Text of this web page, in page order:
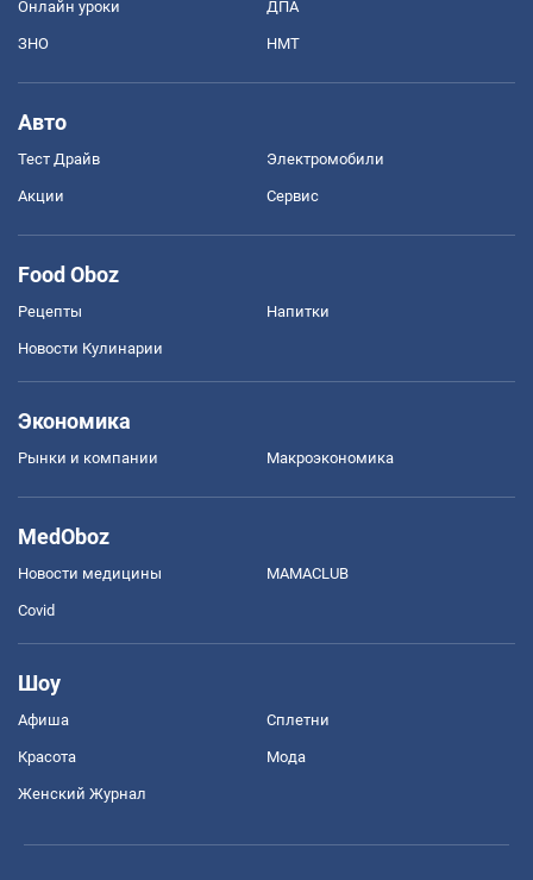
Онлайн уроки ДПА
ЗНО НМТ
Авто
Тест Драйв Электромобили
Акции Сервис
Food Oboz
Рецепты Напитки
Новости Кулинарии
Экономика
Рынки и компании Mакроэкономика
MedOboz
Новости медицины MAMACLUB
Covid
Шоу
Афиша Сплетни
Красота Мода
Женский Журнал